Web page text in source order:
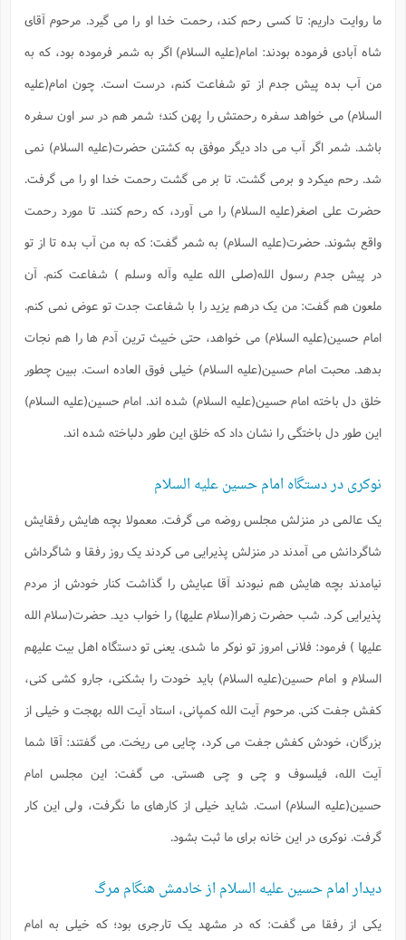
ما روایت داریم: تا کسی رحم کند، رحمت خدا او را می گیرد. مرحوم آقای
شاه آبادی فرموده بودند: امام(علیه السلام) اگر به شمر فرموده بود، که به
من آب بده پیش جدم از تو شفاعت کنم، درست است. چون امام(علیه
السلام) می خواهد سفره رحمتش را پهن کند؛ شمر هم در سر اون سفره
باشد. شمر اگر آب می داد دیگر موفق به کشتن حضرت(علیه السلام) نمی
شد. رحم میکرد و برمی گشت. تا بر می گشت رحمت خدا او را می گرفت.
حضرت علی اصغر(علیه السلام) را می آورد، که رحم کنند. تا مورد رحمت
واقع بشوند. حضرت(علیه السلام) به شمر گفت: که به من آب بده تا از تو
در پیش جدم رسول الله(صلی الله علیه وآله وسلم ) شفاعت کنم. آن
ملعون هم گفت: من یک درهم یزید را با شفاعت جدت تو عوض نمی کنم.
امام حسین(علیه السلام) می خواهد، حتی خبیث ترین آدم ها را هم نجات
بدهد. محبت امام حسین(علیه السلام) خیلی فوق العاده است. ببین چطور
خلق دل باخته امام حسین(علیه السلام) شده اند. امام حسین(علیه السلام)
این طور دل باختگی را نشان داد که خلق این طور دلباخته شده اند.
نوکری در دستگاه امام حسین علیه السلام
یک عالمی در منزلش مجلس روضه می گرفت. معمولا بچه هایش رفقایش
شاگردانش می آمدند در منزلش پذیرایی می کردند یک روز رفقا و شاگرداش
نیامدند بچه هایش هم نبودند آقا عبایش را گذاشت کنار خودش از مردم
پذیرایی کرد. شب حضرت زهرا(سلام علیها) را خواب دید. حضرت(سلام الله
علیها ) فرمود: فلانی امروز تو نوکر ما شدی. یعنی تو دستگاه اهل بیت علیهم
السلام و امام حسین(علیه السلام) باید خودت را بشکنی، جارو کشی کنی،
کفش جفت کنی. مرحوم آیت الله کمپانی، استاد آیت الله بهجت و خیلی از
بزرگان، خودش کفش جفت می کرد، چایی می ریخت. می گفتند: آقا شما
آیت الله، فیلسوف و چی و چی هستی. می گفت: این مجلس امام
حسین(علیه السلام) است. شاید خیلی از کارهای ما نگرفت، ولی این کار
گرفت. نوکری در این خانه برای ما ثبت بشود.
دیدار امام حسین علیه السلام از خادمش هنگام مرگ
یکی از رفقا می گفت: که در مشهد یک تارجری بود؛ که خیلی به امام